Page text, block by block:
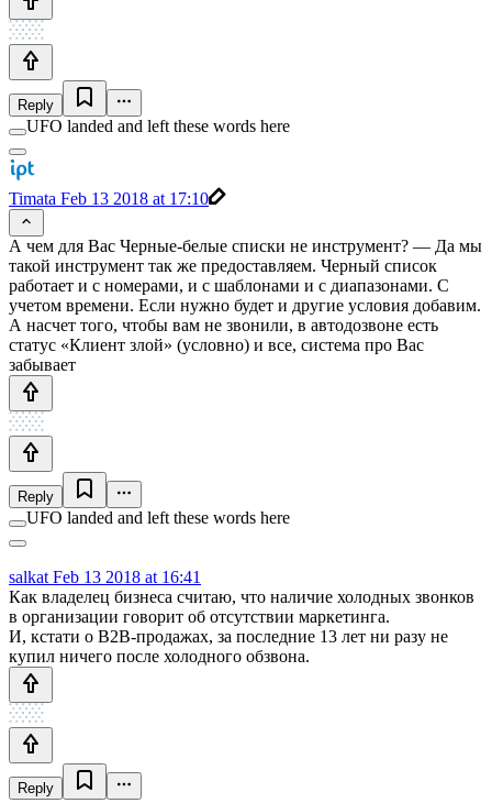
Reply
UFO landed and left these words here
Timata Feb 13 2018 at 17:10
А чем для Вас Черные-белые списки не инструмент? — Да мы
такой инструмент так же предоставляем. Черный список
работает и с номерами, и с шаблонами и с диапазонами. С
учетом времени. Если нужно будет и другие условия добавим.
А насчет того, чтобы вам не звонили, в автодозвоне есть
статус «Клиент злой» (условно) и все, система про Вас
забывает
Reply
UFO landed and left these words here
salkat Feb 13 2018 at 16:41
Как владелец бизнеса считаю, что наличие холодных звонков
в организации говорит об отсутствии маркетинга.
И, кстати о В2В-продажах, за последние 13 лет ни разу не
купил ничего после холодного обзвона.
Reply